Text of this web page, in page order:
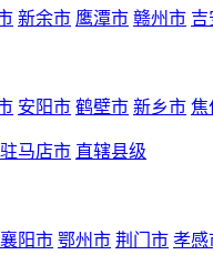
新余市 鹰潭市 赣州市 吉
安阳市 鹤壁市 新乡市 焦
驻马店市 直辖县级
襄阳市 鄂州市 荆门市 孝感